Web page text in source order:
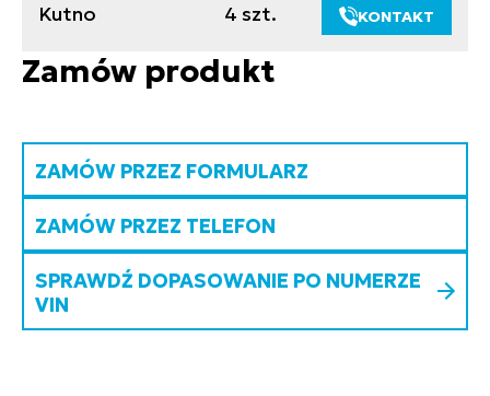
Kutno 4 szt. KONTAKT
Zamów produkt
ZAMÓW PRZEZ FORMULARZ
ZAMÓW PRZEZ TELEFON
SPRAWDŹ DOPASOWANIE PO NUMERZE
VIN